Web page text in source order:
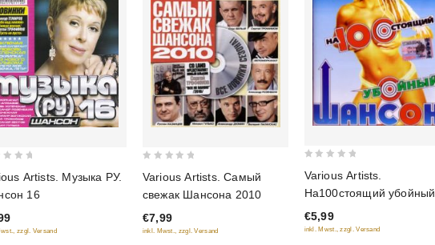
Artists. Музыка РУ.
16
zzgl. Versand
of
5
Various Artists. Самый
свежак Шансона 2010
€7,99
inkl. Mwst., zzgl. Versand
of
5
Various Artists.
На100стоящий убойный
шансон
€5,99
inkl. Mwst., zzgl. Versand